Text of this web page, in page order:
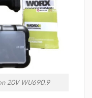
20V WU690.9